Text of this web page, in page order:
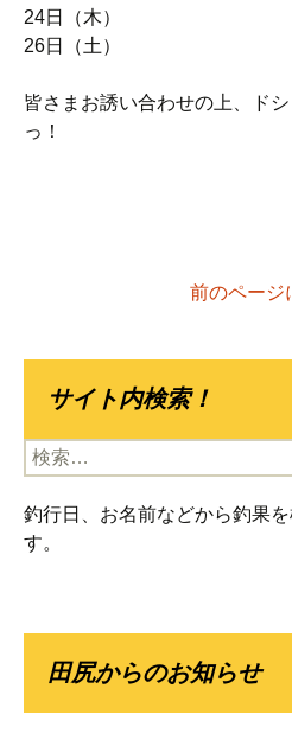
24日（木）
26日（土）
皆さまお誘い合わせの上、ド
っ！
前のページ
サイト内検索！
検
索:
釣行日、お名前などから釣果
す。
田尻からのお知らせ